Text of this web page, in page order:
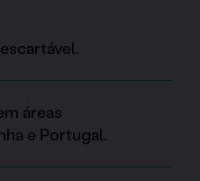
áreas
e Portugal.